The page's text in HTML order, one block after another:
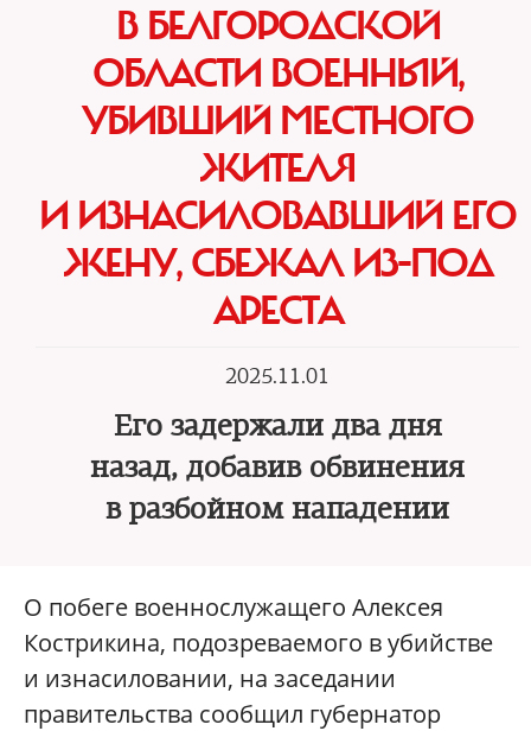
В БЕЛГОРОДСКОЙ
ОБЛАСТИ ВОЕННЫЙ,
УБИВШИЙ МЕСТНОГО
ЖИТЕЛЯ
И ИЗНАСИЛОВАВШИЙ ЕГО
ЖЕНУ, СБЕЖАЛ ИЗ-ПОД
АРЕСТА
2025.11.01
Его задержали два дня
назад, добавив обвинения
в разбойном нападении
О побеге военнослужащего Алексея
Кострикина, подозреваемого в убийстве
и изнасиловании, на заседании
правительства сообщил губернатор